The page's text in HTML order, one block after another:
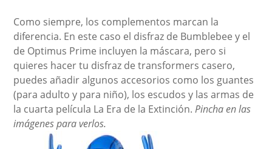
Como siempre, los complementos marcan la
diferencia. En este caso el disfraz de Bumblebee y el
de Optimus Prime incluyen la máscara, pero si
quieres hacer tu disfraz de transformers casero,
puedes añadir algunos accesorios como los guantes
(para adulto y para niño), los escudos y las armas de
la cuarta película La Era de la Extinción.Pincha en las
imágenes para verlos.